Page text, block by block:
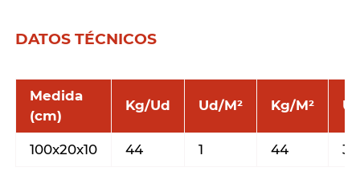
DATOS TÉCNICOS
Medida
(cm)
Kg/Ud Ud/M² Kg/M²
100x20x10 44 1 44 30